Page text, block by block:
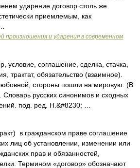
ударение договор столь же
приемлемым, как
произношения и ударения в современном
условие, соглашение, сделка, стачка,
трактат, обязательство (взаимное).
стороны пошли на мировую. (В
Словарь русских синонимов и сходных
под. ред. Н.&#8230; …
в гражданском праве соглашение
лиц об установлении, изменении или
прав и обязанностей,
Термином «договор» обозначают